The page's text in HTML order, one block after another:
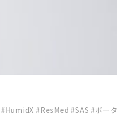
#HumidX#ResMed#SAS#ポータ